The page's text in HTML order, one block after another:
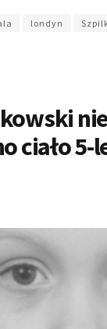
londyn
ciało 5-